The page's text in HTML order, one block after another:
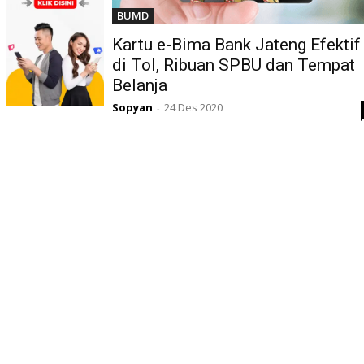
BUMD
Kartu e-Bima Bank Jateng Efektif
di Tol, Ribuan SPBU dan Tempat
Belanja
Sopyan - 24 Des 2020